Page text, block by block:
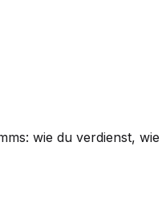
wie du verdienst,